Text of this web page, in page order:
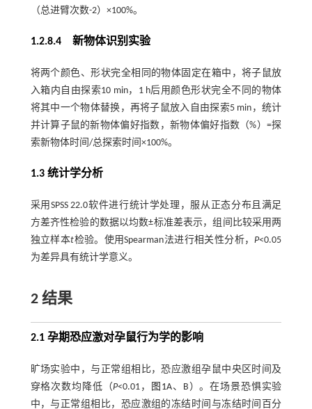
（总进臂次数-2）×100%。
1.2.8.4 新物体识别实验
将两个颜色、形状完全相同的物体固定在箱中，将子鼠放
入箱内自由探索10 min，1 h后用颜色形状完全不同的物体
将其中一个物体替换，再将子鼠放入自由探索5 min，统计
并计算子鼠的新物体偏好指数，新物体偏好指数（%）=探
索新物体时间/总探索时间×100%。
1.3 统计学分析
采用SPSS 22.0软件进行统计学处理，服从正态分布且满足
方差齐性检验的数据以均数±标准差表示，组间比较采用两
独立样本t检验。使用Spearman法进行相关性分析，P<0.05
为差异具有统计学意义。
2 结果
2.1 孕期恐应激对孕鼠行为学的影响
旷场实验中，与正常组相比，恐应激组孕鼠中央区时间及
穿格次数均降低（P<0.01， 图1A、B）。在场景恐惧实验
中，与正常组相比，恐应激组的冻结时间与冻结时间百分